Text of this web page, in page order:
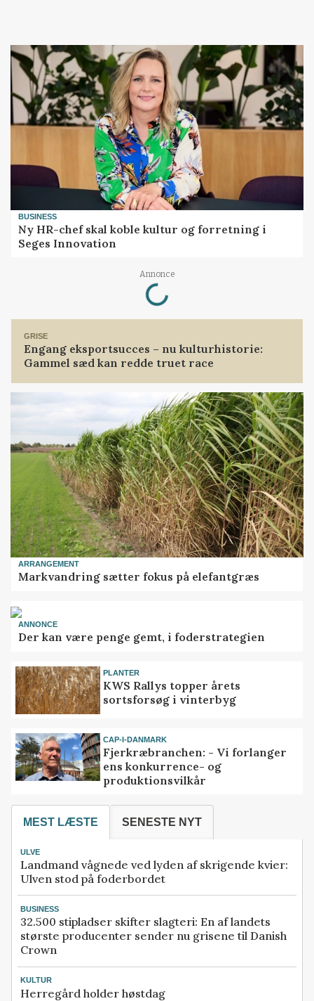
BUSINESS
Ny HR-chef skal koble kultur og forretning i
Seges Innovation
Annonce
Loading...
GRISE
Engang eksportsucces – nu kulturhistorie:
Gammel sæd kan redde truet race
ARRANGEMENT
Markvandring sætter fokus på elefantgræs
ANNONCE
Der kan være penge gemt, i foderstrategien
PLANTER
KWS Rallys topper årets
sortsforsøg i vinterbyg
CAP-I-DANMARK
Fjerkræbranchen: - Vi forlanger
ens konkurrence- og
produktionsvilkår
MEST LÆSTE SENESTE NYT
ULVE
Landmand vågnede ved lyden af skrigende kvier:
Ulven stod på foderbordet
BUSINESS
32.500 stipladser skifter slagteri: En af landets
største producenter sender nu grisene til Danish
Crown
KULTUR
Herregård holder høstdag